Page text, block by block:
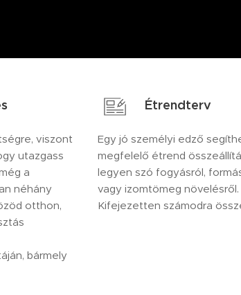
viszont
utazgass
a
néhány
otthon,
bármely
Étrendterv
Egy jó személyi edző
megfelelő étrend
legyen szó fogyásról,
vagy izomtömeg növelésről.
Kifejezetten számodra